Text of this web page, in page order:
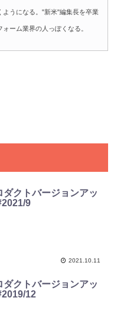
ようになる。"新米"編集長を卒業
ーム業界の人っぽくなる。
ダクトバージョンアッ
9
2021.10.11
ダクトバージョンアッ
12